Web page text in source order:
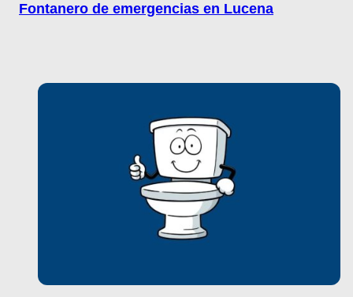
Fontanero de emergencias en Lucena